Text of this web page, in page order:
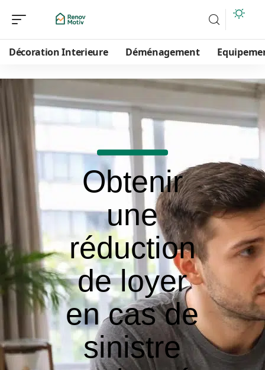
Décoration Interieure Déménagement
Obtenir
une
réduction
de loyer
en cas de
sinistre